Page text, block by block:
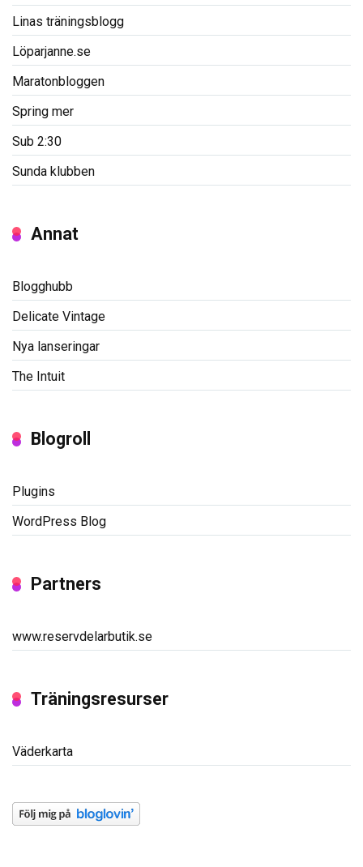
Linas träningsblogg
Löparjanne.se
Maratonbloggen
Spring mer
Sub 2:30
Sunda klubben
Annat
Blogghubb
Delicate Vintage
Nya lanseringar
The Intuit
Blogroll
Plugins
WordPress Blog
Partners
www.reservdelarbutik.se
Träningsresurser
Väderkarta